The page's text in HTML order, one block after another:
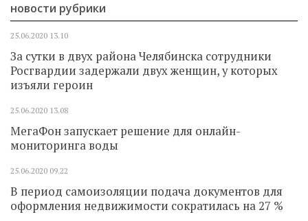
новости рубрики
25.06.2020 13.10
За сутки в двух района Челябинска сотрудники
Росгвардии задержали двух женщин, у которых
изъяли героин
25.06.2020 13.08
МегаФон запускает решение для онлайн-
мониторинга воды
25.06.2020 09.22
В период самоизоляции подача документов для
оформления недвижимости сократилась на 27 %